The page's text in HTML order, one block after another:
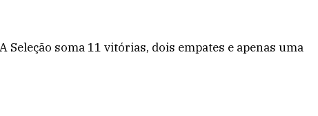
Seleção soma 11 vitórias, dois empates e apenas uma